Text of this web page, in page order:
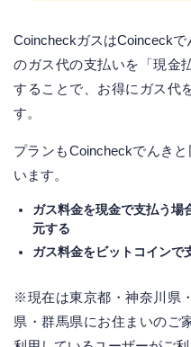
CoincheckガスはCoinceck
のガス代の支払いを「現金
することで、お得にガス代
す。
プランもCoincheckでんき
います。
ガス料金を現金で支払う場
元する
ガス料金をビットコインで
※現在は東京都・神奈川県
県・群馬県にお住まいのご